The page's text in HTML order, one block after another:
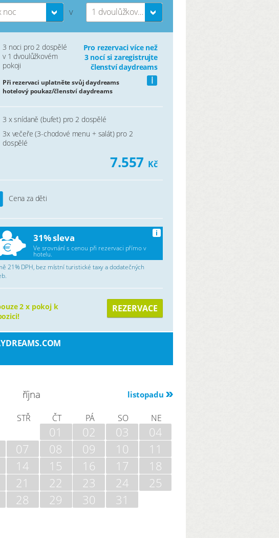
noc V 1 dvoulůžkový pokoj
3 noci pro 2 dospělé
v 1 dvoulůžkovém
pokoji
Pro rezervaci více než
3 nocí si zaregistrujte
členství daydreams
i
Při rezervaci uplatněte svůj daydreams
hotelový poukaz/členství daydreams
3 x snídaně (bufet) pro 2 dospělé
3x večeře (3-chodové menu + salát) pro 2
dospělé
7.557 Kč
Cena za děti
31% sleva
Ve srovnání s cenou při rezervaci přímo v
hotelu.
i
21% DPH, bez místní turistické taxy a dodatečných
2 x pokoj k
REZERVACE
listopadu
října
STŘ ČT PÁ SO NE
01 02 03
04
07 08 09 10
11
14 15 16 17
18
21 22 23 24
25
28 29 30 31